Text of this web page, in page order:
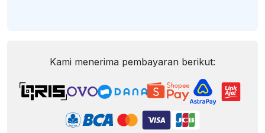
Kami menerima pembayaran berikut: